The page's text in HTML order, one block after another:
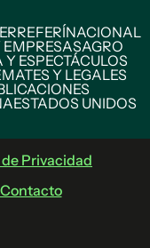
REFERÍNACIONAL
AGRO
Y ESPECTÁCULOS
Y LEGALES
ESTADOS UNIDOS
Privacidad
Contacto